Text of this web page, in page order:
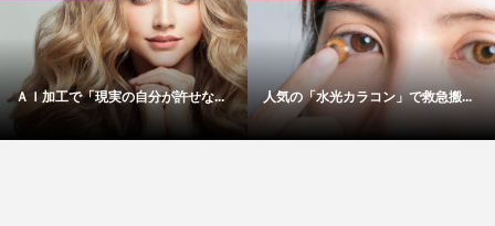
ＡＩ加工で「現実の自分が許せな... 人気の「水光カラコン」で救急搬...